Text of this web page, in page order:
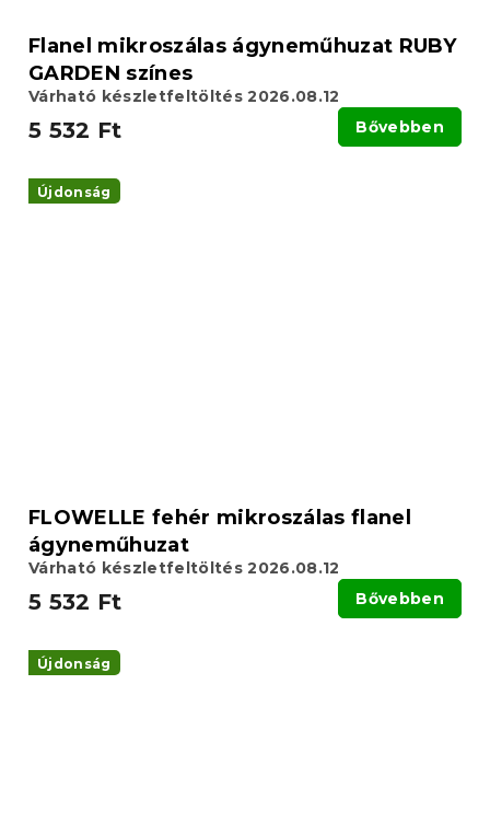
Flanel mikroszálas ágyneműhuzat RUBY
GARDEN színes
Várható készletfeltöltés 2026.08.12
5 532 Ft Bővebben
Újdonság
FLOWELLE fehér mikroszálas flanel
ágyneműhuzat
Várható készletfeltöltés 2026.08.12
5 532 Ft Bővebben
Újdonság